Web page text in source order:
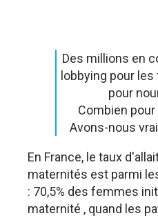
Des millions en
lobbying pour
pour
Combien pour
Avons-nous
En France, le taux
maternités est parmi
: 70,5% des femmes
maternité , quand les